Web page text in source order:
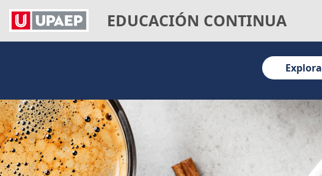
EDUCACIÓN CONTINUA
Explora